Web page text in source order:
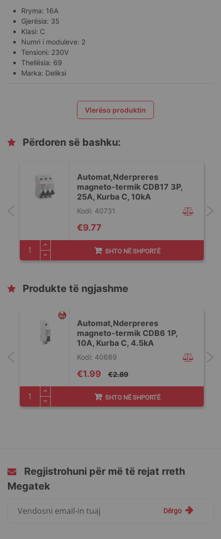
Rryma: 16A
Gjerësia: 35
Klasi: C
Numri i moduleve: 2
Tensioni: 230V
Thellësia: 69
Marka: Deliksi
Vlerëso produktin
Përdoren së bashku:
Automat,Nderpreres
magneto-termik CDB17 3P,
25A, Kurba C, 10kA
€9.77
Kodi: 40731
SHTO NË SHPORTË
Produkte të ngjashme
Automat,Nderpreres
magneto-termik CDB6 1P,
10A, Kurba C, 4.5kA
Special
Price
€1.99 €2.89
Kodi: 40689
SHTO NË SHPORTË
Regjistrohuni për më të rejat rreth
Megatek
Dërgo